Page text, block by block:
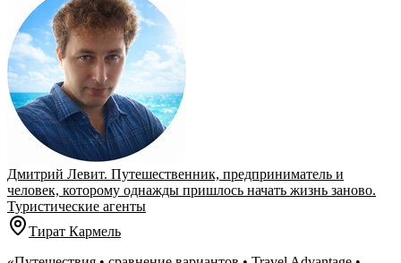
Дмитрий Левит. Путешественник, предприниматель и
человек, которому однажды пришлось начать жизнь заново.
Туристические агенты
Тират Кармель